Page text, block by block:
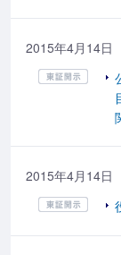
2015年4月14日
2015年4月14日